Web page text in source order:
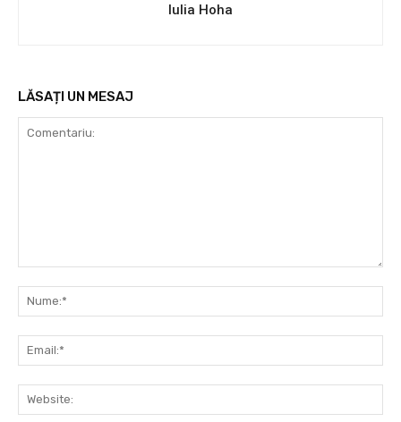
Iulia Hoha
LĂSAȚI UN MESAJ